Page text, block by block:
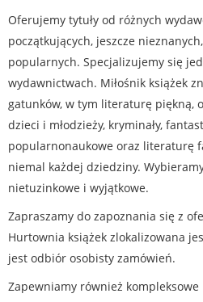
Oferujemy tytuły od różnych
początkujących, jeszcze
popularnych. Specjalizujemy się
wydawnictwach. Miłośnik książek
gatunków, w tym literaturę piękną,
dzieci i młodzieży, kryminały,
popularnonaukowe oraz literaturę
niemal każdej dziedziny.
nietuzinkowe i wyjątkowe.
Zapraszamy do zapoznania się z
Hurtownia książek zlokalizowana
jest odbiór osobisty zamówień.
Zapewniamy również kompleksowe